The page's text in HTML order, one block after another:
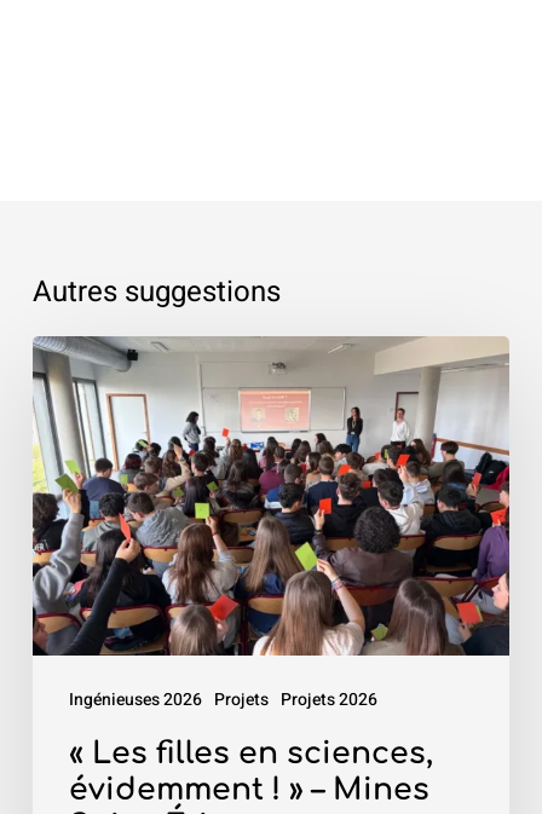
Autres suggestions
Ingénieuses 2026 Projets Projets 2026
«
Les
filles
en
sciences,
évidemment
!
»
–
Saint-
Étienne
« Les filles en sciences,
évidemment ! » – Mines